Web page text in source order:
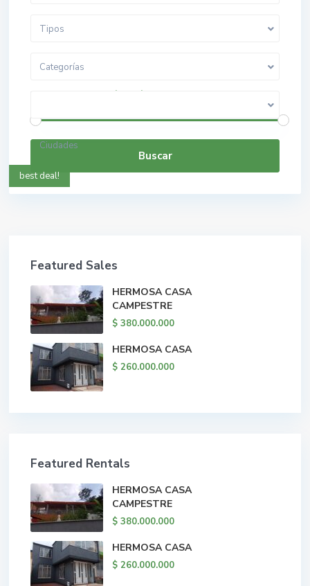
Tipos
Categorías
Rango de precios: $ 0 a $ 5.000.000.000
Ciudades
Buscar
best deal!
Featured Sales
HERMOSA CASA
CAMPESTRE
$ 380.000.000
HERMOSA CASA
$ 260.000.000
Featured Rentals
HERMOSA CASA
CAMPESTRE
$ 380.000.000
HERMOSA CASA
$ 260.000.000